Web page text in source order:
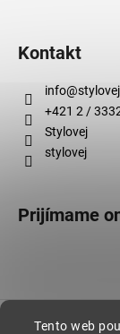
Tento web
Kontakt
info@
+421 2 /
Stylovej
stylovej
Prijímame